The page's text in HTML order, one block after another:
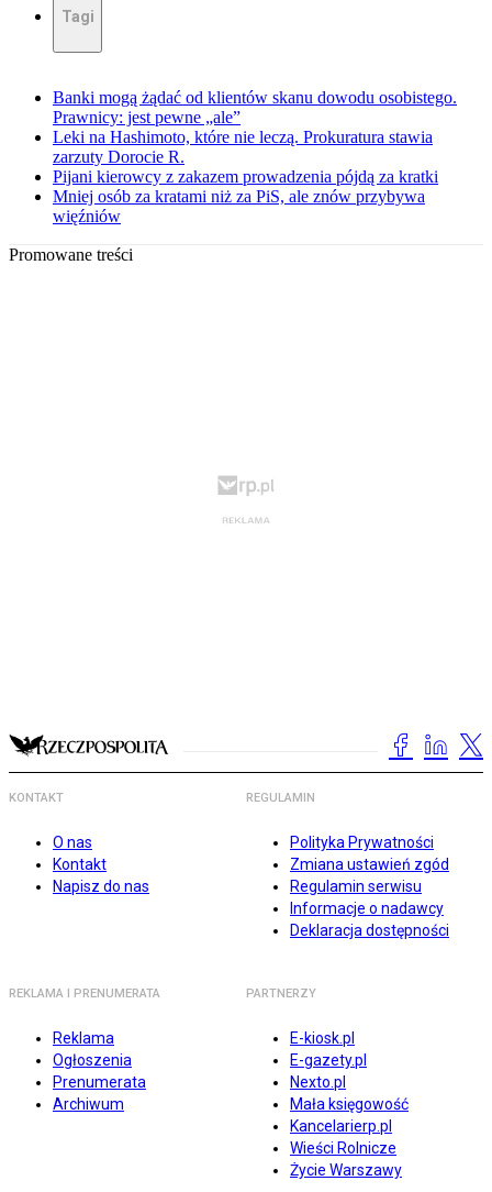
Tagi
Banki mogą żądać od klientów skanu dowodu osobistego.
Prawnicy: jest pewne „ale”
Leki na Hashimoto, które nie leczą. Prokuratura stawia
zarzuty Dorocie R.
Pijani kierowcy z zakazem prowadzenia pójdą za kratki
Mniej osób za kratami niż za PiS, ale znów przybywa
więźniów
Promowane treści
KONTAKT
O nas
Kontakt
Napisz do nas
REGULAMIN
Polityka Prywatności
Zmiana ustawień zgód
Regulamin serwisu
Informacje o nadawcy
Deklaracja dostępności
REKLAMA I PRENUMERATA
Reklama
Ogłoszenia
Prenumerata
Archiwum
PARTNERZY
E-kiosk.pl
E-gazety.pl
Nexto.pl
Mała księgowość
Kancelarierp.pl
Wieści Rolnicze
Życie Warszawy